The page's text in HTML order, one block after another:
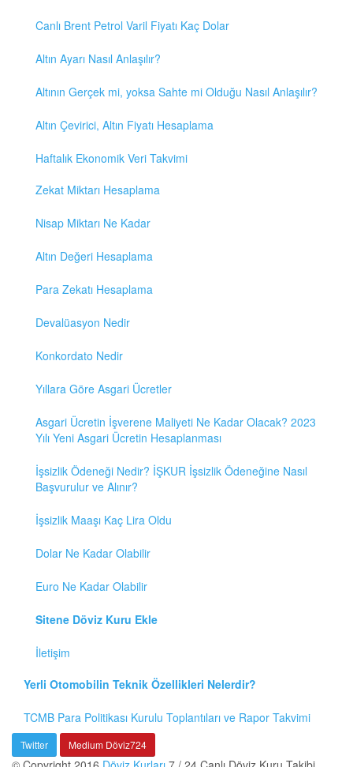
Canlı Brent Petrol Varil Fiyatı Kaç Dolar
Altın Ayarı Nasıl Anlaşılır?
Altının Gerçek mi, yoksa Sahte mi Olduğu Nasıl Anlaşılır?
Altın Çevirici, Altın Fiyatı Hesaplama
Haftalık Ekonomik Veri Takvimi
Zekat Miktarı Hesaplama
Nisap Miktarı Ne Kadar
Altın Değeri Hesaplama
Para Zekatı Hesaplama
Devalüasyon Nedir
Konkordato Nedir
Yıllara Göre Asgari Ücretler
Asgari Ücretin İşverene Maliyeti Ne Kadar Olacak? 2023
Yılı Yeni Asgari Ücretin Hesaplanması
İşsizlik Ödeneği Nedir? İŞKUR İşsizlik Ödeneğine Nasıl
Başvurulur ve Alınır?
İşsizlik Maaşı Kaç Lira Oldu
Dolar Ne Kadar Olabilir
Euro Ne Kadar Olabilir
Sitene Döviz Kuru Ekle
İletişim
Yerli Otomobilin Teknik Özellikleri Nelerdir?
TCMB Para Politikası Kurulu Toplantıları ve Rapor Takvimi
Twitter Medium Döviz724